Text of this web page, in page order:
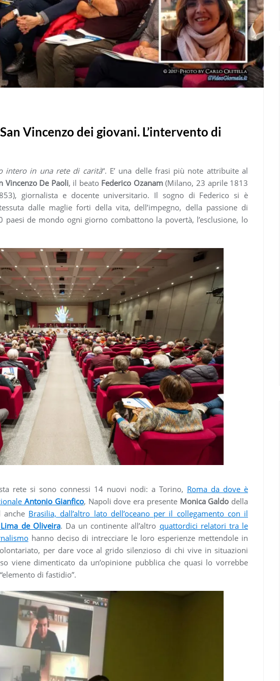
Vincenzo dei giovani. L’intervento di
intero in una rete di carità“. E’ una delle frasi più note attribuite al
Vincenzo De Paoli, il beato Federico Ozanam(Milano, 23 aprile 1813
giornalista e docente universitario. Il sogno di Federico si è
dalle maglie forti della vita, dell’impegno, della passione di
de mondo ogni giorno combattono la povertà, l’esclusione, lo
rete si sono connessi 14 nuovi nodi: a Torino, Roma da dove è
Antonio Gianfico, Napoli dove era presente Monica Galdo della
anche Brasilia, dall’altro lato dell’oceano per il collegamento con il
de Oliveira. Da un continente all’altro quattordici relatori tra le
hanno deciso di intrecciare le loro esperienze mettendole in
per dare voce al grido silenzioso di chi vive in situazioni
viene dimenticato da un’opinione pubblica che quasi lo vorrebbe
di fastidio”.